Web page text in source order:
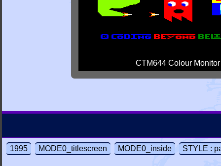
CTM644 Colour Monitor
1995 MODE0_titlescreen MODE0_inside STYLE :